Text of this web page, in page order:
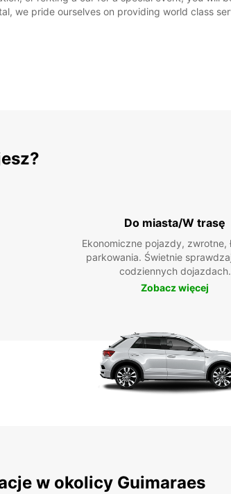
we pride ourselves on providing world class
Do miasta/W trasę
Ekonomiczne pojazdy, zwrotne,
parkowania. Świetnie
codziennych dojazdach.
Zobacz więcej
w okolicy Guimaraes